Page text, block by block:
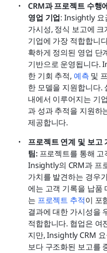
CRM과 프로젝트 수행
영업 기업: Insightly 요
가시성, 정식 보고에
기업에 가장 적합합니
확하게 정의된 영업 단
기반으로 운영됩니다.
한 기회 추적, 예측 및
한 모델을 지원합니다.
내에서 이루어지는 기
과 성과 추적을 지원하
제공합니다.
프로젝트 연계 및 보고
팀: 프로젝트를 통해 고
Insightly의 CRM과 프
가치를 발견하는 경우
에는 고객 기록을 납품
는 프로젝트 추적이 포
결과에 대한 가시성을
적합합니다. 협업은 여
지만, Insightly CRM
보다 구조화된 보고를